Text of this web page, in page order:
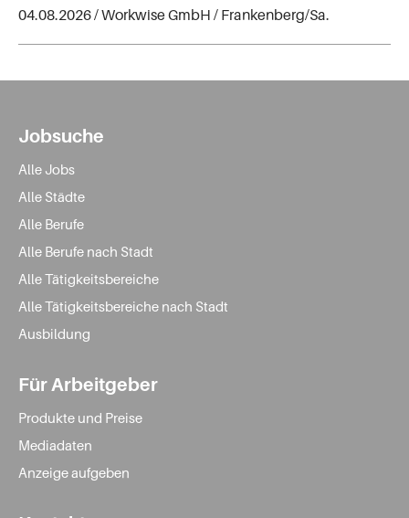
04.08.2026 /Workwise GmbH / Frankenberg/Sa.
Jobsuche
Alle Jobs
Alle Städte
Alle Berufe
Alle Berufe nach Stadt
Alle Tätigkeitsbereiche
Alle Tätigkeitsbereiche nach Stadt
Ausbildung
Für Arbeitgeber
Produkte und Preise
Mediadaten
Anzeige aufgeben